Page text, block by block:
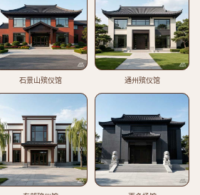
石景山殡仪馆 通州殡仪馆